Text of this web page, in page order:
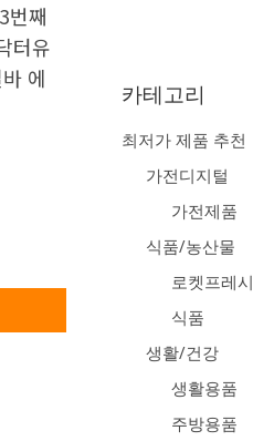
번째
터유
에
카테고리
최저가 제품 추천
가전디지털
가전제품
식품/농산물
로켓프레시
식품
생활/건강
생활용품
주방용품